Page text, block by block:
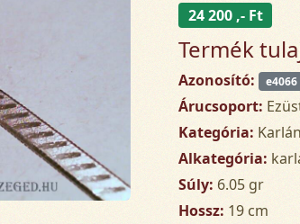
24 200 ,- Ft
Termék
Azonosító: e4066
Árucsoport:
Kategória:
Alkategória:
Súly: 6.05 gr
Hossz: 19 cm